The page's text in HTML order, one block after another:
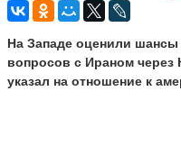
На Западе оценили
вопросов с Ираном через
указал на отношение к